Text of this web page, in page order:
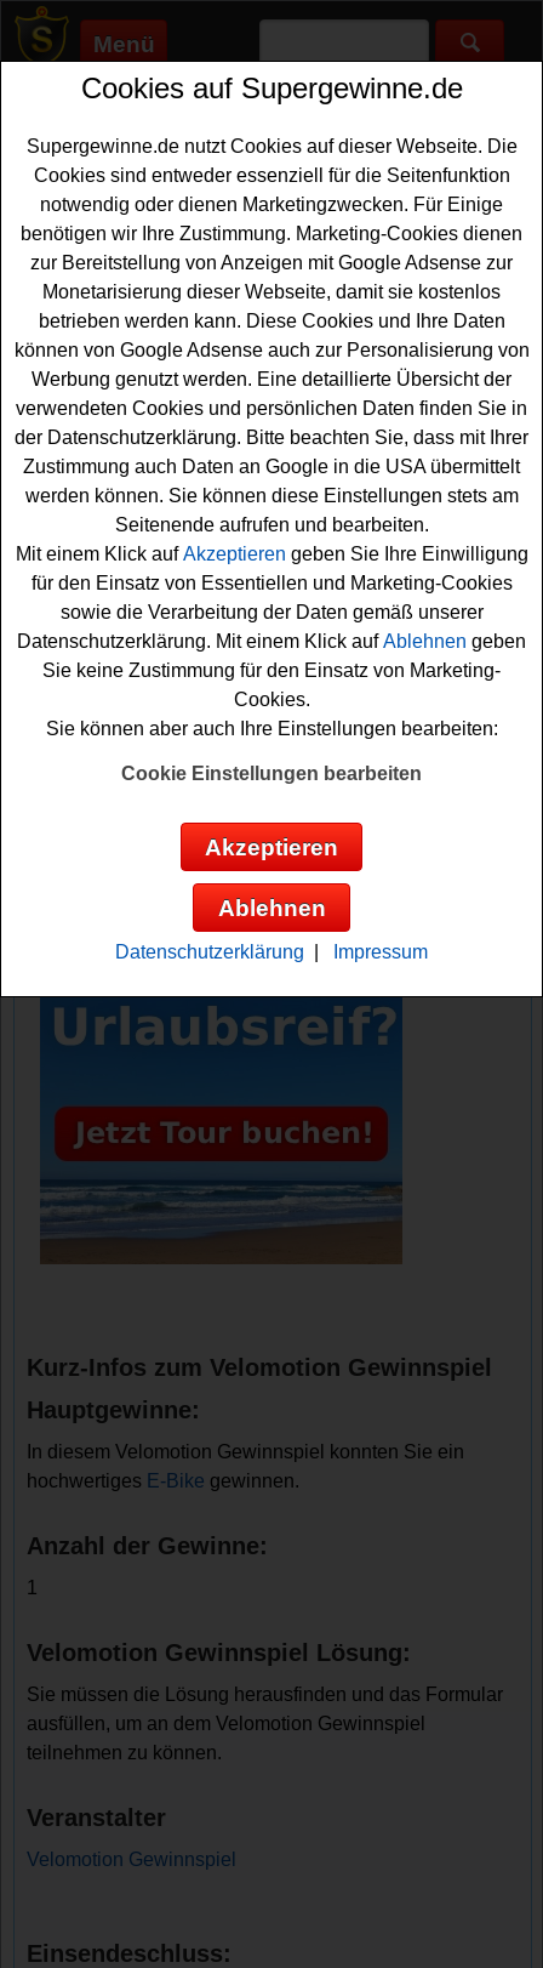
Menü
Supergewinne.de>Gewinnspiele>Technik Gewinnspiele>
Anzeige:
Anzeige:
Velomotion Gewinnspiel - E-Bike
gewinnen
Wer gern ein tolles E-Bike gewinnen möchte, sollte bei
diesem kostenlosen Velomotion Gewinnspiel mitmachen.
Verlost wird ein TENWAYS CGO009 E-Bike und mit
etwas Glück können Sie dieses hochwertige Elektro
Fahrrad gewinnen. Falls Sie an dem E-Bike Gewinnspiel
von Velomotion kostenlos teilnehmen möchten, sollten
Sie gleich die Lösung der Preisfrage herausfinden und
das kleine Formular ausfüllen.
Denn nur so können Sie sich Ihre Gewinnchance
sichern. Vielleicht haben Sie ja Glück und können schon
bald mit einem neuen E-Bike zu einer schönen Tour
starten? Auf jeden Fall sind die Daumen bereits fest
gedrückt für dieses tolle E-Bike Gewinnspiel!
Anzeige:
Kurz-Infos zum Velomotion Gewinnspiel
Hauptgewinne:
In diesem Velomotion Gewinnspiel konnten Sie ein
hochwertiges E-Bike gewinnen.
Anzahl der Gewinne:
1
Velomotion Gewinnspiel Lösung:
Sie müssen die Lösung herausfinden und das Formular
ausfüllen, um an dem Velomotion Gewinnspiel
teilnehmen zu können.
Veranstalter
Velomotion Gewinnspiel
Einsendeschluss:
Cookies auf Supergewinne.de
Supergewinne.de nutzt Cookies auf dieser Webseite. Die
Cookies sind entweder essenziell für die Seitenfunktion
notwendig oder dienen Marketingzwecken. Für Einige
benötigen wir Ihre Zustimmung. Marketing-Cookies dienen
zur Bereitstellung von Anzeigen mit Google Adsense zur
Monetarisierung dieser Webseite, damit sie kostenlos
betrieben werden kann. Diese Cookies und Ihre Daten
können von Google Adsense auch zur Personalisierung von
Werbung genutzt werden. Eine detaillierte Übersicht der
verwendeten Cookies und persönlichen Daten finden Sie in
der Datenschutzerklärung. Bitte beachten Sie, dass mit Ihrer
Zustimmung auch Daten an Google in die USA übermittelt
werden können. Sie können diese Einstellungen stets am
Seitenende aufrufen und bearbeiten.
Mit einem Klick aufAkzeptieren geben Sie Ihre Einwilligung
für den Einsatz von Essentiellen und Marketing-Cookies
sowie die Verarbeitung der Daten gemäß unserer
Datenschutzerklärung. Mit einem Klick aufAblehnen geben
Sie keine Zustimmung für den Einsatz von Marketing-
Cookies.
Sie können aber auch Ihre Einstellungen bearbeiten:
Cookie Einstellungen bearbeiten
Akzeptieren
Ablehnen
Datenschutzerklärung Impressum